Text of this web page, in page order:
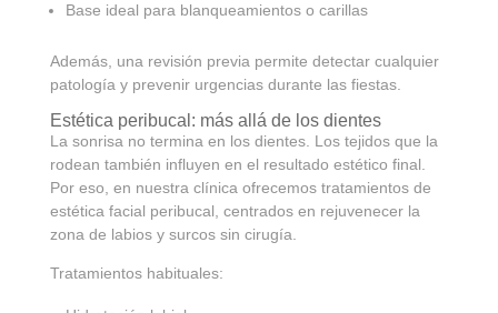
Base ideal para blanqueamientos o carillas
Además, una revisión previa permite detectar cualquier
patología y prevenir urgencias durante las fiestas.
Estética peribucal: más allá de los dientes
La sonrisa no termina en los dientes. Los tejidos que la
rodean también influyen en el resultado estético final.
Por eso, en nuestra clínica ofrecemos tratamientos de
estética facial peribucal, centrados en rejuvenecer la
zona de labios y surcos sin cirugía.
Tratamientos habituales: